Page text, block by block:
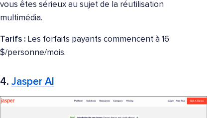
vous êtes sérieux au sujet de la réutilisation
multimédia.
Tarifs : Les forfaits payants commencent à 16
$/personne/mois.
4. Jasper AI